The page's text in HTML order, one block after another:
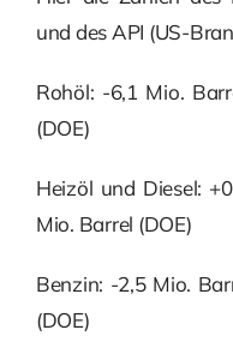
und des API (US-
Rohöl: -6,1 Mio.
(DOE)
Heizöl und Diesel:
Mio. Barrel (DOE)
Benzin: -2,5 Mio.
(DOE)